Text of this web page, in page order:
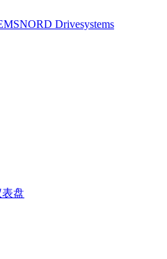
NORD Drivesystems
盘